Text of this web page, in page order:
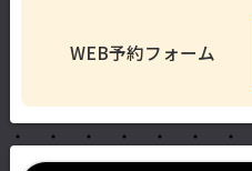
WEB予約フォーム